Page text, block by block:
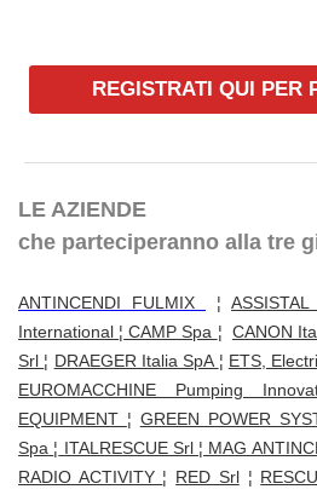
REGISTRATI QUI PER
LE AZIENDE
che parteciperanno alla tre
ANTINCENDI FULMIX ¦ ASSISTAL
International ¦ CAMP Spa ¦ CANON
Srl ¦ DRAEGER Italia SpA ¦ ETS,
EUROMACCHINE Pumping
EQUIPMENT ¦ GREEN POWER
Spa ¦ ITALRESCUE Srl ¦ MAG
RADIO ACTIVITY ¦ RED Srl ¦